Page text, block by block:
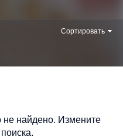
Сортировать
не найдено. Измените